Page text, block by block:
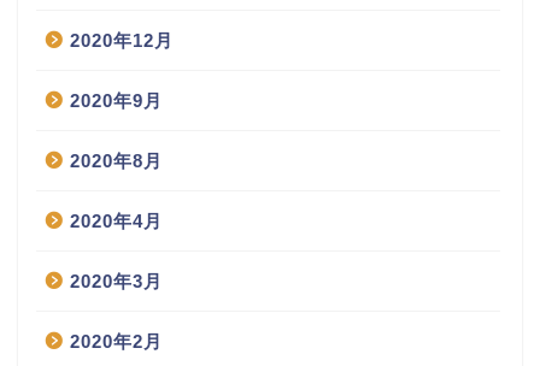
2020年12月
2020年9月
2020年8月
2020年4月
2020年3月
2020年2月